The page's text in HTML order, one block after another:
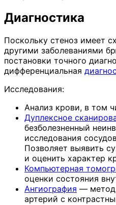
Диагностика
Поскольку стеноз имеет
другими заболеваниями
постановки точного
дифференциальная
Исследования:
Анализ крови, в том
Дуплексное
безболезненный
исследования
Позволяет выявить
и оценить характер
Компьютерная
оценки состояния
Ангиография — метод
артерий с